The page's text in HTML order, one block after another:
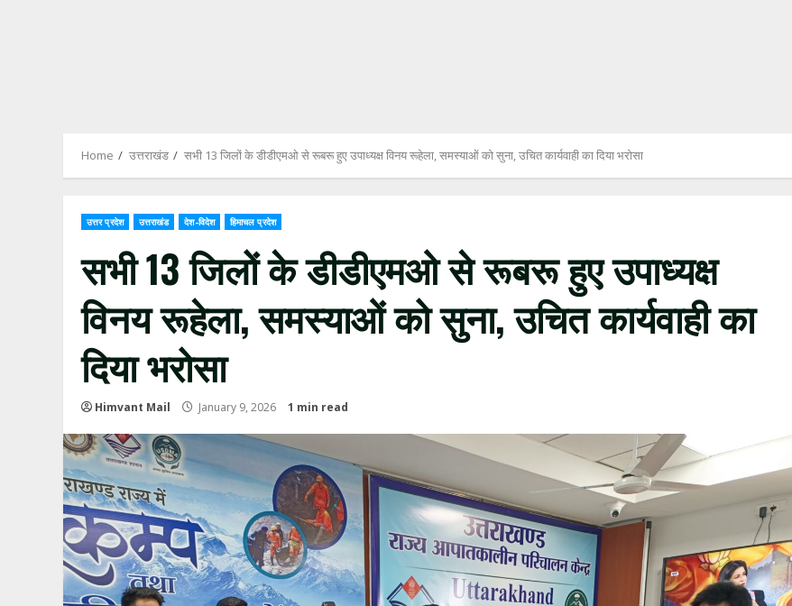
Home उत्तराखंड सभी 13 जिलों के डीडीएमओ से रूबरू हुए उपाध्यक्ष विनय रूहेला, समस्याओं को सुना, उचित कार्यवाही का दिया भरोसा
उत्तर प्रदेश उत्तराखंड देश-विदेश हिमाचल प्रदेश
सभी 13 जिलों के डीडीएमओ से रूबरू हुए उपाध्यक्ष
विनय रूहेला, समस्याओं को सुना, उचित कार्यवाही का
दिया भरोसा
Himvant Mail January 9, 2026 1 min read